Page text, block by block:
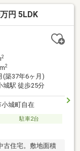
円 5LDK
2
2
(築37年6ヶ月)
城駅 徒歩25分
城町自在
駐車2台
古住宅。敷地面積